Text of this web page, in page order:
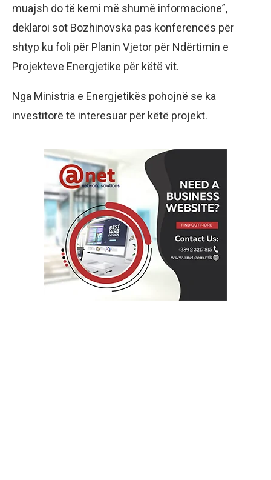
muajsh do të kemi më shumë informacione”,
deklaroi sot Bozhinovska pas konferencës për
shtyp ku foli për Planin Vjetor për Ndërtimin e
Projekteve Energjetike për këtë vit.
Nga Ministria e Energjetikës pohojnë se ka
investitorë të interesuar për këtë projekt.